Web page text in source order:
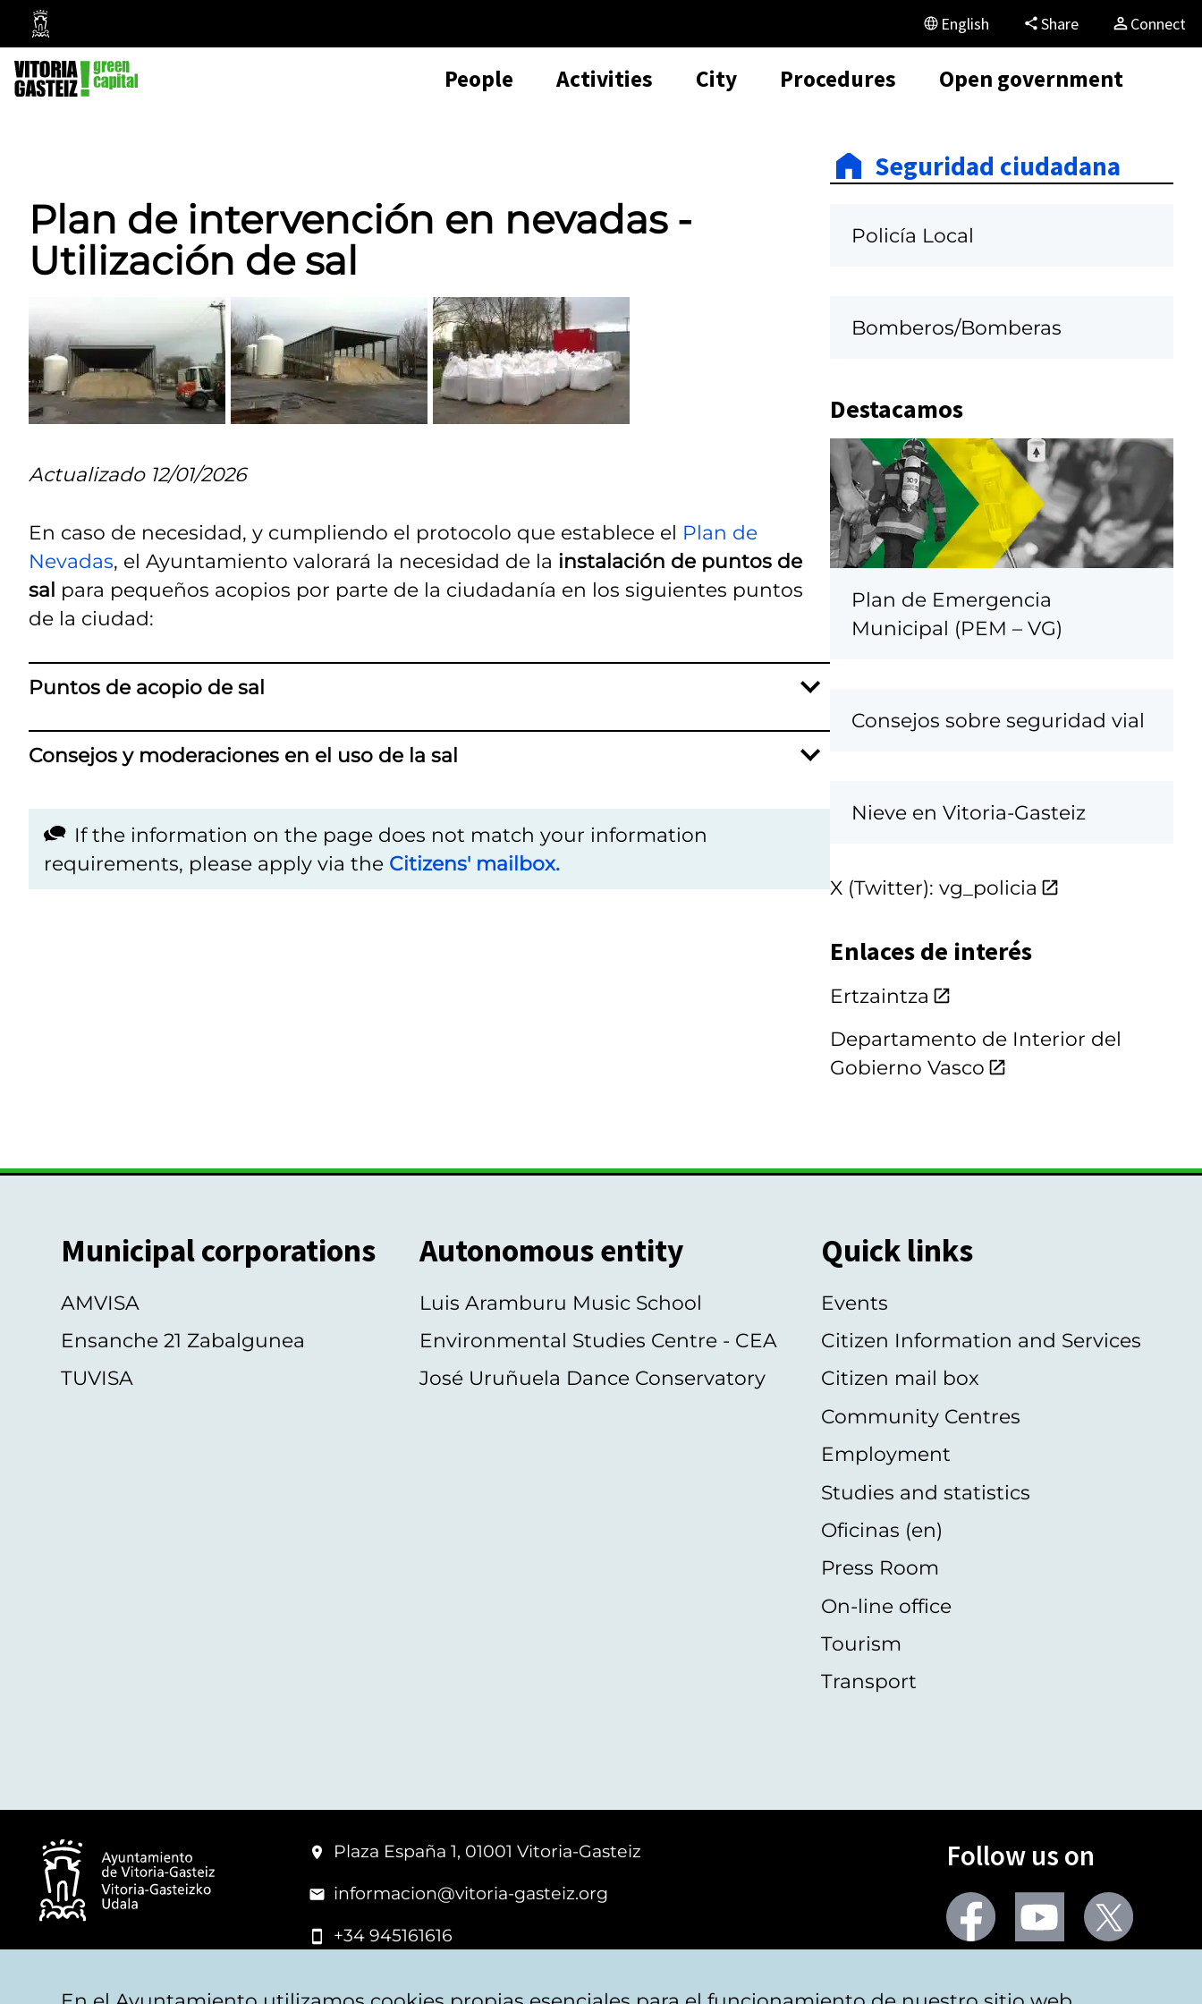
Vitoria-
Gasteiz
City
Council
English Share Connect
People Activities City Procedures Open government
Plan de intervención en nevadas -
Utilización de sal
Actualizado 12/01/2026
En caso de necesidad, y cumpliendo el protocolo que establece el Plan de
Nevadas, el Ayuntamiento valorará la necesidad de la instalación de puntos de
sal para pequeños acopios por parte de la ciudadanía en los siguientes puntos
de la ciudad:
Puntos de acopio de sal
Consejos y moderaciones en el uso de la sal
If the information on the page does not match your information
requirements, please apply via the Citizens' mailbox.
Seguridad ciudadana
Policía Local
Bomberos/Bomberas
Destacamos
Plan de Emergencia
Municipal (PEM – VG)
Consejos sobre seguridad vial
Nieve en Vitoria-Gasteiz
X (Twitter): vg_policia
Enlaces de interés
Ertzaintza
Departamento de Interior del
Gobierno Vasco
Municipal corporations
AMVISA
Ensanche 21 Zabalgunea
TUVISA
Autonomous entity
Luis Aramburu Music School
Environmental Studies Centre - CEA
José Uruñuela Dance Conservatory
Quick links
Events
Citizen Information and Services
Citizen mail box
Community Centres
Employment
Studies and statistics
Oficinas (en)
Press Room
On-line office
Tourism
Transport
Plaza España 1, 01001 Vitoria-Gasteiz
informacion@vitoria-gasteiz.org
+34 945161616
Follow us on
Facebook Youtube